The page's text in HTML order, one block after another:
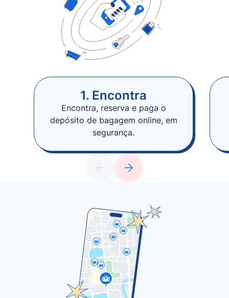
1. Encontra
Encontra, reserva e paga o
depósito de bagagem online, em
segurança.